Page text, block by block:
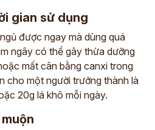
gian sử dụng
được ngay mà dùng quá
ngây có thể gây thừa dưỡng
mất cân bằng canxi trong
cho một người trưởng thành là
20g lá khô mỗi ngày.